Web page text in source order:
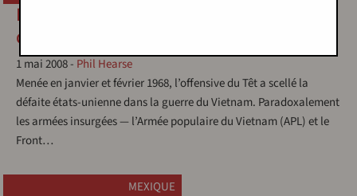
L'offensive du Têt, une bataille décisive
de la guerre du Vietnam
1 mai 2008- Phil Hearse
Menée en janvier et février 1968, l’offensive du Têt a scellé la
défaite états-unienne dans la guerre du Vietnam. Paradoxalement
les armées insurgées — l’Armée populaire du Vietnam (APL) et le
Front…
MEXIQUE